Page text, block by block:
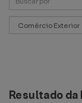
Resultado da